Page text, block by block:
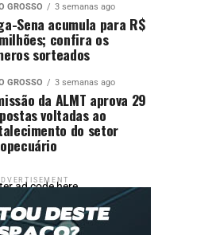
GROSSO 3 semanas ago
Sena acumula para R$
confira os
sorteados
GROSSO 3 semanas ago
da ALMT aprova 29
voltadas ao
do setor
ad code here